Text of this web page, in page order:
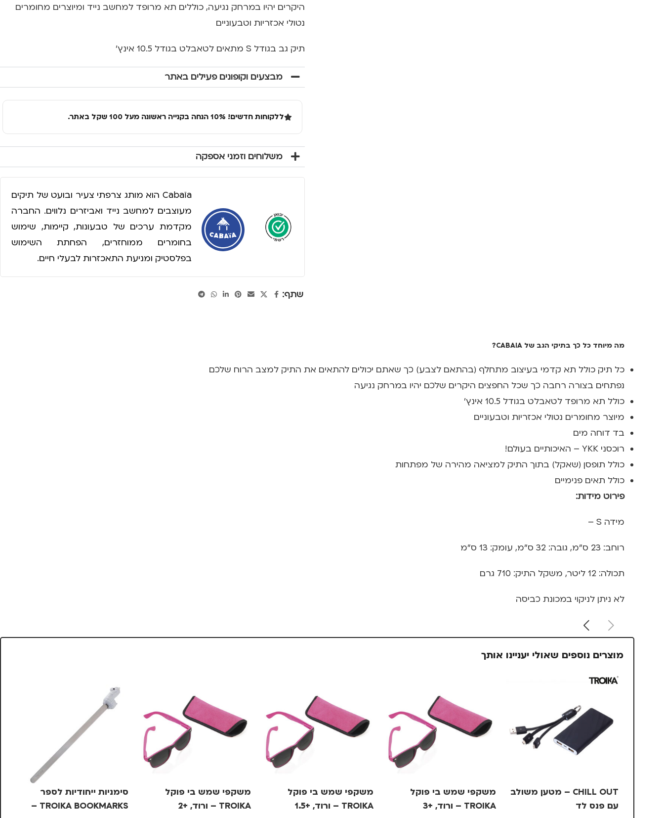
היקרים יהיו במרחק נגיעה, כוללים תא מרופד למחשב נייד ומיוצרים מחומרים
נטולי אכזריות וטבעוניים
תיק גב בגודל S מתאים לטאבלט בגודל 10.5 אינץ'
מבצעים וקופונים פעילים באתר
ללקוחות חדשים! 10% הנחה בקנייה ראשונה מעל 100 שקל באתר.
משלוחים וזמני אספקה
Cabaïa הוא מותג צרפתי צעיר ובועט של תיקים
מעוצבים למחשב נייד ואביזרים נלווים. החברה
מקדמת ערכים של טבעונות, קיימות, שימוש
בחומרים ממוחזרים, הפחתת השימוש
בפלסטיק ומניעת התאכזרות לבעלי חיים.
שתף:
מה מיוחד כל כך בתיקי הגב של CABAIA?
כל תיק כולל תא קדמי בעיצוב מתחלף (בהתאם לצבע) כך שאתם יכולים להתאים את התיק למצב הרוח שלכם
נפתחים בצורה רחבה כך שכל החפצים היקרים שלכם יהיו במרחק נגיעה
כולל תא מרופד לטאבלט בגודל 10.5 אינץ'
מיוצר מחומרים נטולי אכזריות וטבעוניים
בד דוחה מים
רוכסני YKK – האיכותיים בעולם!
כולל תופסן (שאקל) בתוך התיק למציאה מהירה של מפתחות
כולל תאים פנימיים
פירוט מידות:
מידה S –
רוחב: 23 ס"מ, גובה: 32 ס"מ, עומק: 13 ס"מ
תכולה: 12 ליטר, משקל התיק: 710 גרם
לא ניתן לניקוי במכונת כביסה
מוצרים נוספים שאולי יעניינו אותך
CHILL OUT – מטען משולב
עם פנס לד
משקפי שמש בי פוקל
TROIKA – ורוד, +3
משקפי שמש בי פוקל
TROIKA – ורוד, +1.5
משקפי שמש בי פוקל
TROIKA – ורוד, +2
סימניות ייחודיות לספר
TROIKA BOOKMARKS –